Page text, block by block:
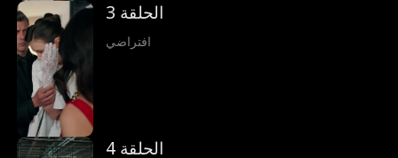
الحلقة 3
افتراضي
الحلقة 4